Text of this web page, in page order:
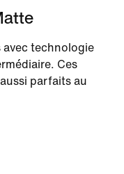
avec technologie
Ces
parfaits au